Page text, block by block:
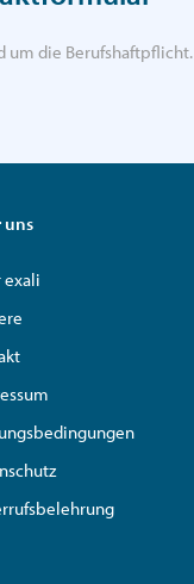
um die Berufshaftpflicht.
uns
exali